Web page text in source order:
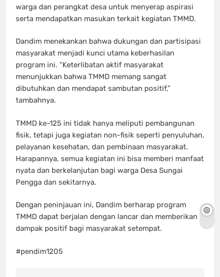
warga dan perangkat desa untuk menyerap aspirasi
serta mendapatkan masukan terkait kegiatan TMMD.
Dandim menekankan bahwa dukungan dan partisipasi
masyarakat menjadi kunci utama keberhasilan
program ini. “Keterlibatan aktif masyarakat
menunjukkan bahwa TMMD memang sangat
dibutuhkan dan mendapat sambutan positif,”
tambahnya.
TMMD ke-125 ini tidak hanya meliputi pembangunan
fisik, tetapi juga kegiatan non-fisik seperti penyuluhan,
pelayanan kesehatan, dan pembinaan masyarakat.
Harapannya, semua kegiatan ini bisa memberi manfaat
nyata dan berkelanjutan bagi warga Desa Sungai
Pengga dan sekitarnya.
Dengan peninjauan ini, Dandim berharap program
TMMD dapat berjalan dengan lancar dan memberikan
dampak positif bagi masyarakat setempat.
#pendim1205